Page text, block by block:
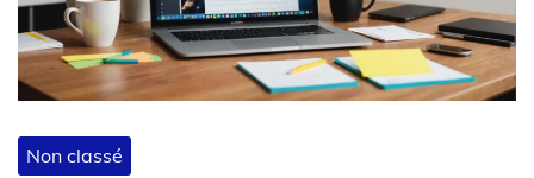
Non classé